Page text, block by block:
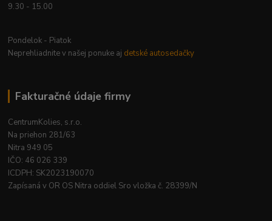
9.30 - 15.00
Pondelok - Piatok
Neprehliadnite v našej ponuke aj detské autosedačky
Fakturačné údaje firmy
CentrumKolies, s.r.o.
Na priehon 281/63
Nitra 949 05
IČO: 46 026 339
ICDPH: SK2023190070
Zapísaná v OR OS Nitra oddiel Sro vložka č. 28399/N